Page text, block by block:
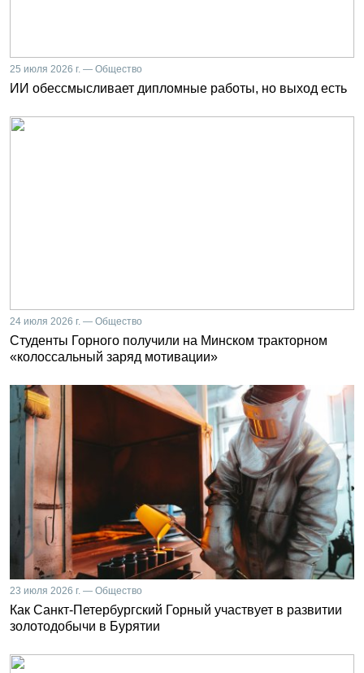
25 июля 2026 г. — Общество
ИИ обессмысливает дипломные работы, но выход есть
24 июля 2026 г. — Общество
Студенты Горного получили на Минском тракторном
«колоссальный заряд мотивации»
23 июля 2026 г. — Общество
Как Санкт-Петербургский Горный участвует в развитии
золотодобычи в Бурятии